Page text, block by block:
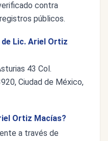
contra
públicos.
Lic. Ariel Ortiz
43 Col.
Ciudad de México,
Ortiz Macías?
a través de